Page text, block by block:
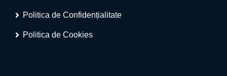
Politica de Confidențialitate
Politica de Cookies